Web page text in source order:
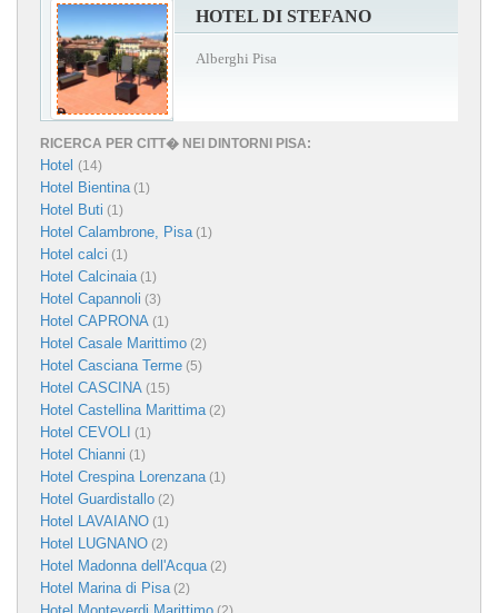
HOTEL DI STEFANO
Alberghi Pisa
RICERCA PER CITT� NEI DINTORNI PISA:
Hotel (14)
Hotel Bientina (1)
Hotel Buti (1)
Hotel Calambrone, Pisa (1)
Hotel calci (1)
Hotel Calcinaia (1)
Hotel Capannoli (3)
Hotel CAPRONA (1)
Hotel Casale Marittimo (2)
Hotel Casciana Terme (5)
Hotel CASCINA (15)
Hotel Castellina Marittima (2)
Hotel CEVOLI (1)
Hotel Chianni (1)
Hotel Crespina Lorenzana (1)
Hotel Guardistallo (2)
Hotel LAVAIANO (1)
Hotel LUGNANO (2)
Hotel Madonna dell'Acqua (2)
Hotel Marina di Pisa (2)